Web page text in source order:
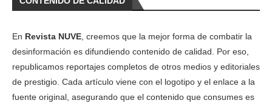
En Revista NUVE , creemos que la mejor forma de combatir la
desinformación es difundiendo contenido de calidad. Por eso,
republicamos reportajes completos de otros medios y editoriales
de prestigio. Cada artículo viene con el logotipo y el enlace a la
fuente original, asegurando que el contenido que consumes es